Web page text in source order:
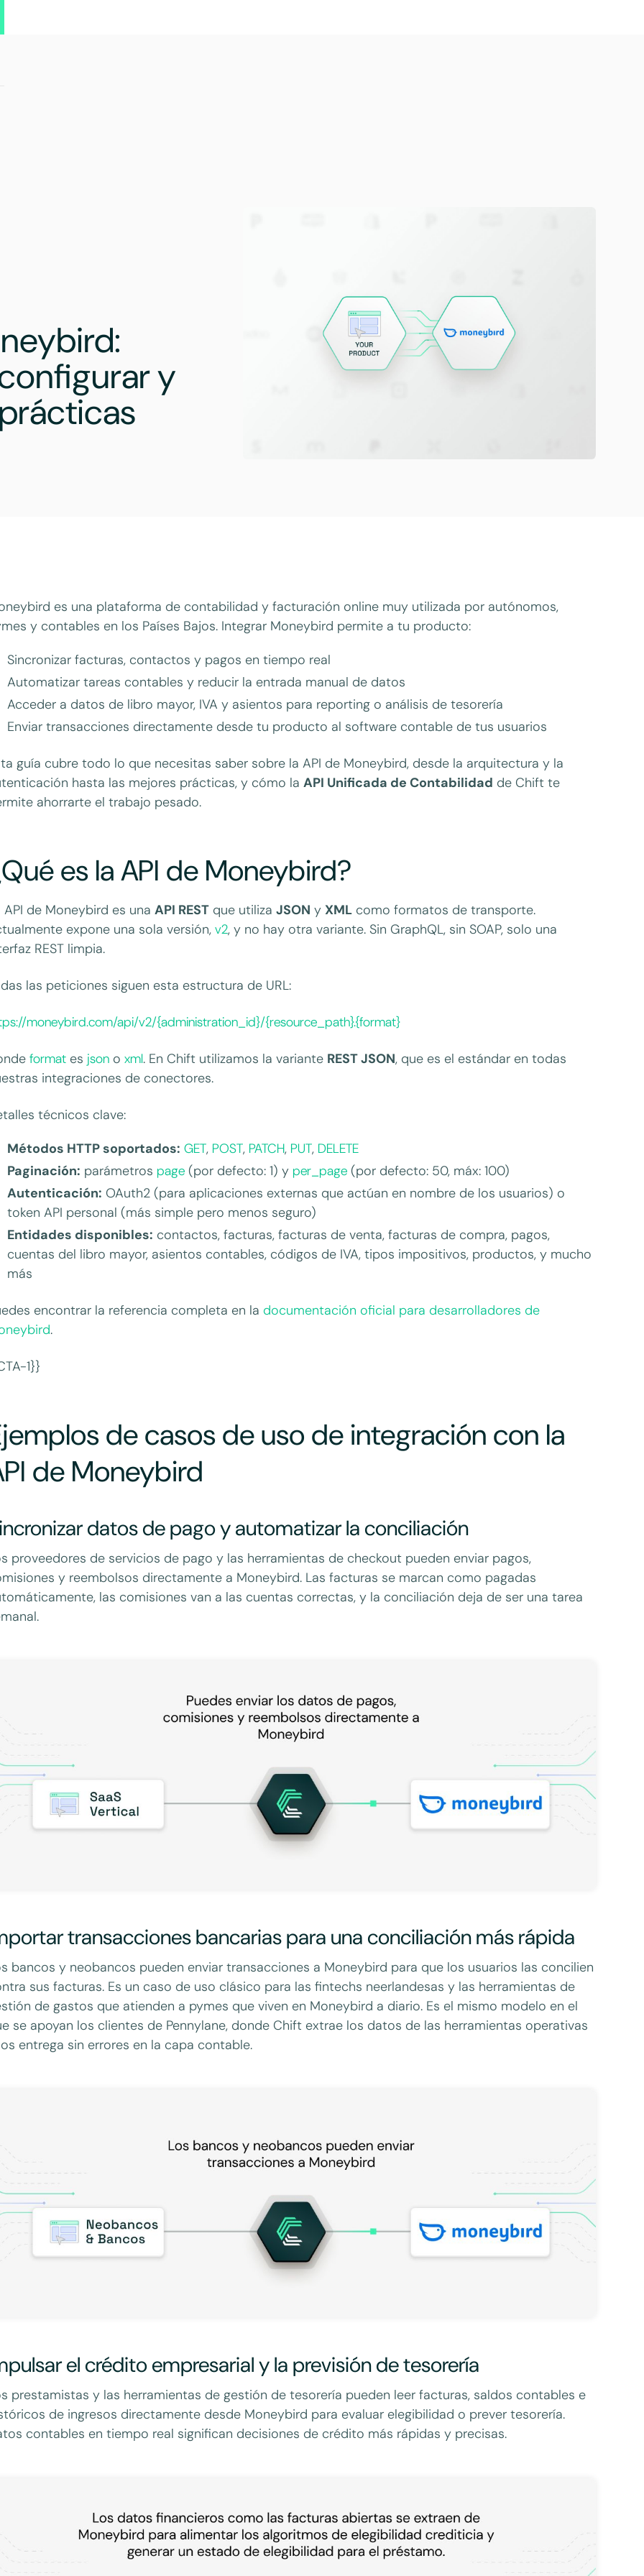
y
es una plataforma de contabilidad y facturación online muy utilizada por autónomos,
y contables en los Países Bajos. Integrar Moneybird permite a tu producto:
Sincronizar facturas, contactos y pagos en tiempo real
Automatizar tareas contables y reducir la entrada manual de datos
Acceder a datos de libro mayor, IVA y asientos para reporting o análisis de tesorería
Enviar transacciones directamente desde tu producto al software contable de tus usuarios
guía cubre todo lo que necesitas saber sobre la API de Moneybird, desde la arquitectura y la
hasta las mejores prácticas, y cómo laAPI Unificada de Contabilidad de Chift te
ahorrarte el trabajo pesado.
es la API de Moneybird?
API de Moneybird es unaAPI REST que utilizaJSON yXML como formatos de transporte.
expone una sola versión,v2, y no hay otra variante. Sin GraphQL, sin SOAP, solo una
REST limpia.
las peticiones siguen esta estructura de URL:
moneybird.com/api/v2/{administration_id}/{resource_path}.{format}
format es json oxml. En Chift utilizamos la variante REST JSON, que es el estándar en todas
integraciones de conectores.
técnicos clave:
Métodos HTTP soportados: GET, POST, PATCH, PUT, DELETE
Paginación: parámetros page (por defecto: 1) y per_page (por defecto: 50, máx: 100)
Autenticación: OAuth2 (para aplicaciones externas que actúan en nombre de los usuarios) o
token API personal (más simple pero menos seguro)
Entidades disponibles: contactos, facturas, facturas de venta, facturas de compra, pagos,
cuentas del libro mayor, asientos contables, códigos de IVA, tipos impositivos, productos, y mucho
más
encontrar la referencia completa en ladocumentación oficial para desarrolladores de
.
1}}
de casos de uso de integración con la
de Moneybird
datos de pago y automatizar la conciliación
proveedores de servicios de pago y las herramientas de checkout pueden enviar pagos,
y reembolsos directamente a Moneybird. Las facturas se marcan como pagadas
las comisiones van a las cuentas correctas, y la conciliación deja de ser una tarea
transacciones bancarias para una conciliación más rápida
bancos y neobancos pueden enviar transacciones a Moneybird para que los usuarios las concilien
sus facturas. Es un caso de uso clásico para las fintechs neerlandesas y las herramientas de
de gastos que atienden a pymes que viven en Moneybird a diario. Es el mismo modelo en el
se apoyan los clientes de Pennylane, donde Chift extrae los datos de las herramientas operativas
entrega sin errores en la capa contable.
el crédito empresarial y la previsión de tesorería
prestamistas y las herramientas de gestión de tesorería pueden leer facturas, saldos contables e
de ingresos directamente desde Moneybird para evaluar elegibilidad o prever tesorería.
contables en tiempo real significan decisiones de crédito más rápidas y precisas.